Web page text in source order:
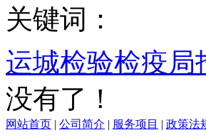
关键词：
运城检验检疫
没有了！
网站首页 | 公司简介 | 服务项目 | 政策法